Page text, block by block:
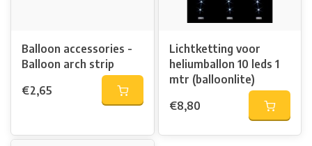
Balloon accessories -
Balloon arch strip
€2,65
Lichtketting voor
heliumballon 10 leds 1
mtr (balloonlite)
€8,80